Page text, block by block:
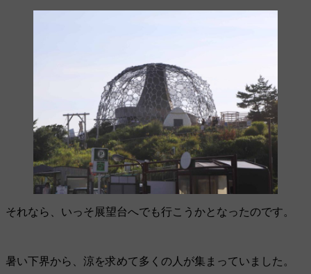
それなら、いっそ展望台へでも行こうかとなったのです。
暑い下界から、涼を求めて多くの人が集まっていました。